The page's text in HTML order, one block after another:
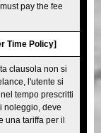
pay the fee
Time Policy]
clausola non si
l'utente si
tempo prescritti
noleggio, deve
una tariffa per il